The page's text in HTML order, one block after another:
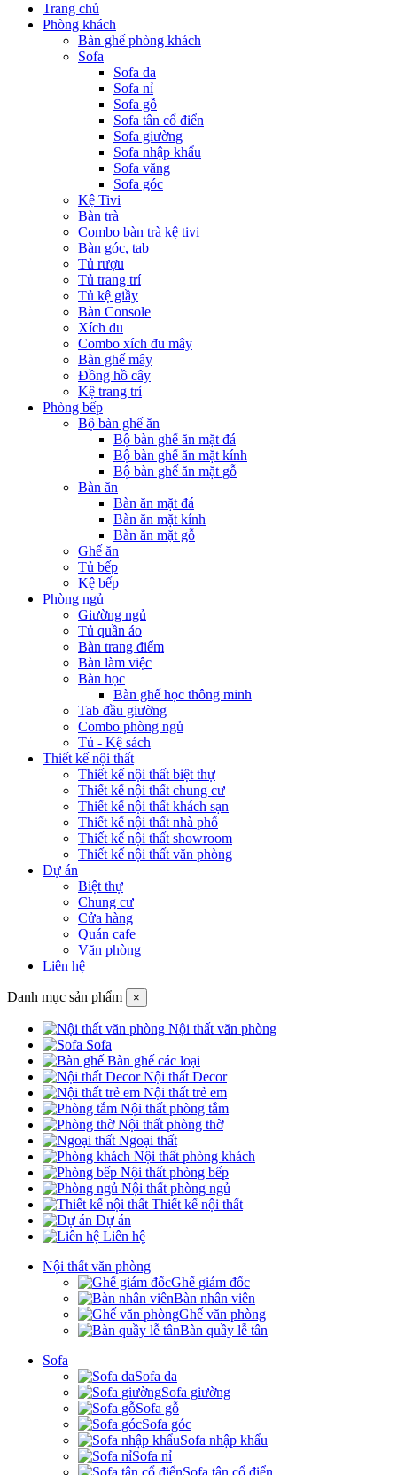
Trang chủ
Phòng khách
Bàn ghế phòng khách
Sofa
Sofa da
Sofa nỉ
Sofa gỗ
Sofa tân cổ điển
Sofa giường
Sofa nhập khẩu
Sofa văng
Sofa góc
Kệ Tivi
Bàn trà
Combo bàn trà kệ tivi
Bàn góc, tab
Tủ rượu
Tủ trang trí
Tủ kệ giầy
Bàn Console
Xích đu
Combo xích đu mây
Bàn ghế mây
Đồng hồ cây
Kệ trang trí
Phòng bếp
Bộ bàn ghế ăn
Bộ bàn ghế ăn mặt đá
Bộ bàn ghế ăn mặt kính
Bộ bàn ghế ăn mặt gỗ
Bàn ăn
Bàn ăn mặt đá
Bàn ăn mặt kính
Bàn ăn mặt gỗ
Ghế ăn
Tủ bếp
Kệ bếp
Phòng ngủ
Giường ngủ
Tủ quần áo
Bàn trang điểm
Bàn làm việc
Bàn học
Bàn ghế học thông minh
Tab đầu giường
Combo phòng ngủ
Tủ - Kệ sách
Thiết kế nội thất
Thiết kế nội thất biệt thự
Thiết kế nội thất chung cư
Thiết kế nội thất khách sạn
Thiết kế nội thất nhà phố
Thiết kế nội thất showroom
Thiết kế nội thất văn phòng
Dự án
Biệt thự
Chung cư
Cửa hàng
Quán cafe
Văn phòng
Liên hệ
Danh mục sản phẩm ×
Nội thất văn phòng
Sofa
Bàn ghế các loại
Nội thất Decor
Nội thất trẻ em
Nội thất phòng tắm
Nội thất phòng thờ
Ngoại thất
Nội thất phòng khách
Nội thất phòng bếp
Nội thất phòng ngủ
Thiết kế nội thất
Dự án
Liên hệ
Nội thất văn phòng
Ghế giám đốc
Bàn nhân viên
Ghế văn phòng
Bàn quầy lễ tân
Sofa
Sofa da
Sofa giường
Sofa gỗ
Sofa góc
Sofa nhập khẩu
Sofa nỉ